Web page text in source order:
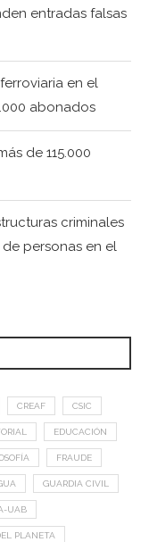
entradas falsas
en el
abonados
de 115.000
criminales
personas en el
CREAF CSIC
EDUCACIÓN
FRAUDE
GUARDIA CIVIL
UAB
PLANETA